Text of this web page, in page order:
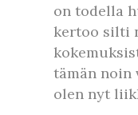
on todella
kertoo silti
tämän noin
olen nyt